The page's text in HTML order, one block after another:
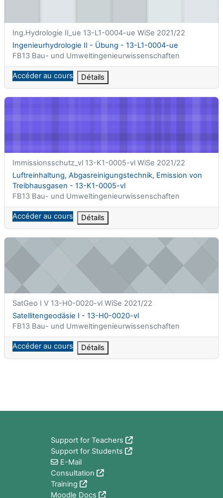
Nom abrégé du cours
Ing.Hydrologie II_ue 13-L1-0004-ue WiSe 2021/22
Nom du cours
Ingenieurhydrologie II - Übung - 13-L1-0004-ue
Catégorie de cours
FB13 Bau- und Umweltingenieurwissenschaften
Accéder au cours Détails
Luftreinhaltung, Abgasreinigungstechnik, Emission von
Nom abrégé du cours
Immissionsschutz_vl 13-K1-0005-vl WiSe 2021/22
Nom du cours
Luftreinhaltung, Abgasreinigungstechnik, Emission von
Treibhausgasen - 13-K1-0005-vl
Catégorie de cours
FB13 Bau- und Umweltingenieurwissenschaften
Accéder au cours Détails
Satellitengeodäsie I - 13-H0-0020-vl
Nom abrégé du cours
SatGeo I V 13-H0-0020-vl WiSe 2021/22
Nom du cours
Satellitengeodäsie I - 13-H0-0020-vl
Catégorie de cours
FB13 Bau- und Umweltingenieurwissenschaften
Accéder au cours Détails
Support for Teachers
Support for Students
E-Mail
Consultation
Training
Moodle Docs